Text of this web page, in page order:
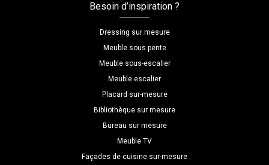
Besoin d’inspiration ?
Dressing sur mesure
Meuble sous pente
Meuble sous-escalier
Meuble escalier
Placard sur-mesure
Bibliothèque sur mesure
Bureau sur mesure
Meuble TV
Façades de cuisine sur-mesure